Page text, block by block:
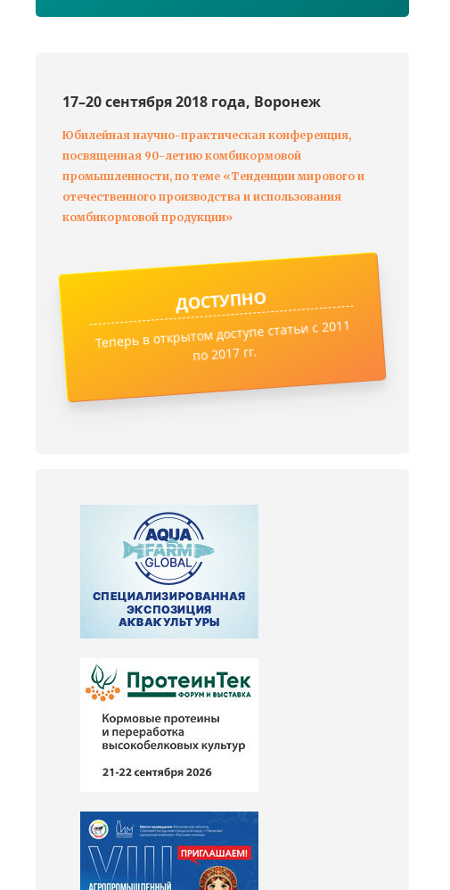
17–20 сентября 2018 года, Воронеж
Юбилейная научно-практическая конференция,
посвященная 90-летию комбикормовой
промышленности, по теме «Тенденции мирового и
отечественного производства и использования
комбикормовой продукции»
ДОСТУПНО
Теперь в открытом доступе статьи с 2011
по 2017 гг.